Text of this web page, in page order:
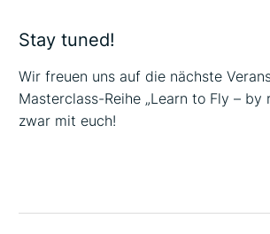
Stay tuned!
Wir freuen uns auf die nächste
Masterclass-Reihe „Learn to Fly – by
zwar mit euch!